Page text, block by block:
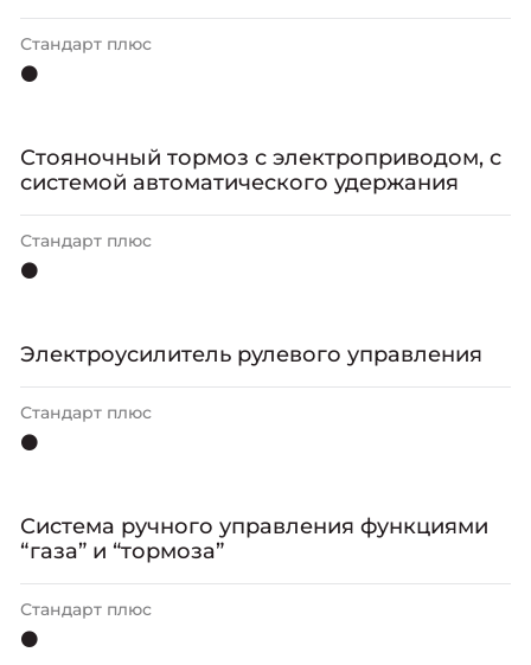
Стандарт плюс
⚫
Стояночный тормоз с электроприводом, с
системой автоматического удержания
Стандарт плюс
⚫
Электроусилитель рулевого управления
Стандарт плюс
⚫
Система ручного управления функциями
“газа” и “тормоза”
Стандарт плюс
⚫